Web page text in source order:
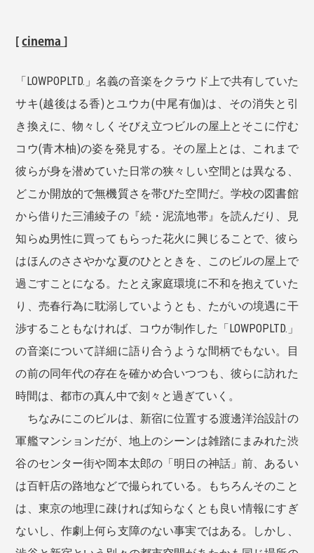
[cinema]
「LOWPOPLTD.」名義の音楽をクラウド上で共有していた
サキ(越後はる香)とユウカ(中尾有伽)は、その消失と引
き換えに、物々しくそびえ立つビルの屋上とそこに佇む
コウ(青木柚)の姿を発見する。その屋上とは、これまで
彼らが身を潜めていた日常の狭々しい空間とは異なる、
どこか開放的で無機質さを帯びた空間だ。学校の図書館
から借りた三浦綾子の『続・泥流地帯』を読んだり、見
知らぬ男性に買ってもらった花火に興じることで、彼ら
はほんのささやかな夏のひとときを、このビルの屋上で
過ごすことになる。たとえ家庭環境に不和を抱えていた
り、売春行為に耽溺していようとも、たがいの境遇に干
渉することもなければ、コウが制作した「LOWPOPLTD.」
の音楽について詳細に語り合うような間柄でもない。目
の前の同年代の存在を確かめ合いつつも、彼らに訪れた
時間は、都市の真ん中で刻々と過ぎていく。
ちなみにこのビルは、新宿に位置する渡邊洋治設計の
軍艦マンションだが、地上のシーンは雑踏にまみれた渋
谷のセンター街や岡本太郎の「明日の神話」前、あるい
は百軒店の路地などで撮られている。もちろんそのこと
は、東京の地理に疎ければ知らなくとも良い情報にすぎ
ないし、作劇上何ら支障のない事実ではある。しかし、